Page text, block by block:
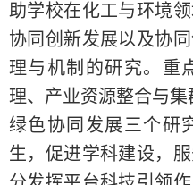
助学校在化工与环境
协同创新发展以及协
理与机制的研究。重
理、产业资源整合与集
绿色协同发展三个研
生，促进学科建设，